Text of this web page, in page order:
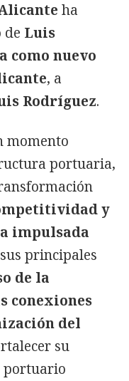
ha
Luis
como nuevo
, a
Rodríguez.
momento
portuaria,
y
impulsada
principales
de la
conexiones
del
su
portuario